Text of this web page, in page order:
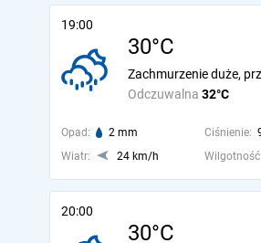
19:00
30°C
Odczuwalna 32°C
Zachmurzenie duże,
Opad: 2 mm Ciśnienie:
Wiatr:
24 km/h Wilgotność:
20:00
30°C